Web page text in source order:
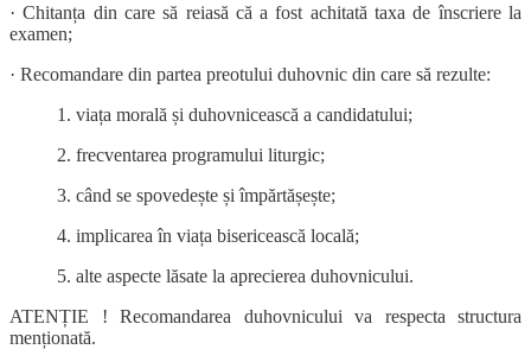
· Chitanța din care să reiasă că a fost achitată taxa de înscriere la
examen;
· Recomandare din partea preotului duhovnic din care să rezulte:
1. viața morală și duhovnicească a candidatului;
2. frecventarea programului liturgic;
3. când se spovedește și împărtășește;
4. implicarea în viața bisericească locală;
5. alte aspecte lăsate la aprecierea duhovnicului.
ATENȚIE ! Recomandarea duhovnicului va respecta structura
menționată.